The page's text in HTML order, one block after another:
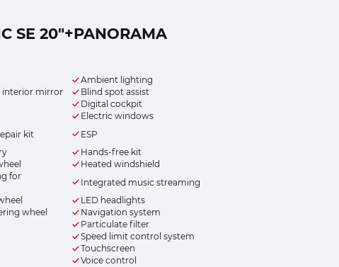
SE 20″+PANORAMA
Ambient lighting
mirror
Blind spot assist
Digital cockpit
Electric windows
kit
ESP
Hands-free kit
Heated windshield
for
Integrated music streaming
LED headlights
wheel
Navigation system
Particulate filter
Speed limit control system
Touchscreen
Voice control